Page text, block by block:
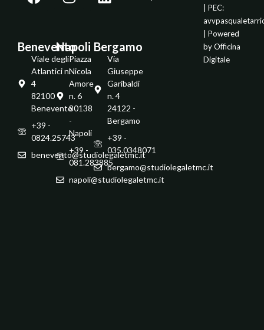
Benevento
Viale degli
Atlantici n.
4
82100 -
Benevento
+39 -
0824.25743
benevento@studiolegaletmc.it
Napoli
Piazza
Nicola
Amore
n. 6
80138
-
Napoli
+39 -
081.283885
napoli@studiolegaletmc.it
Bergamo
Via
Giuseppe
Garibaldi
n. 4
24122 -
Bergamo
+39 -
035.0348071
bergamo@studiolegaletmc.it
| PEC:
| Powered
byOfficina
Digitale